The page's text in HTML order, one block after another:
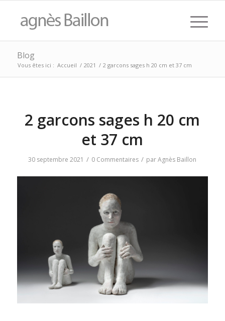
Blog
Vous êtes ici : Accueil / 2021 / 2 garcons sages h 20 cm et 37 cm
2 garcons sages h 20 cm
et 37 cm
30 septembre 2021 / 0 Commentaires / parAgnès Baillon